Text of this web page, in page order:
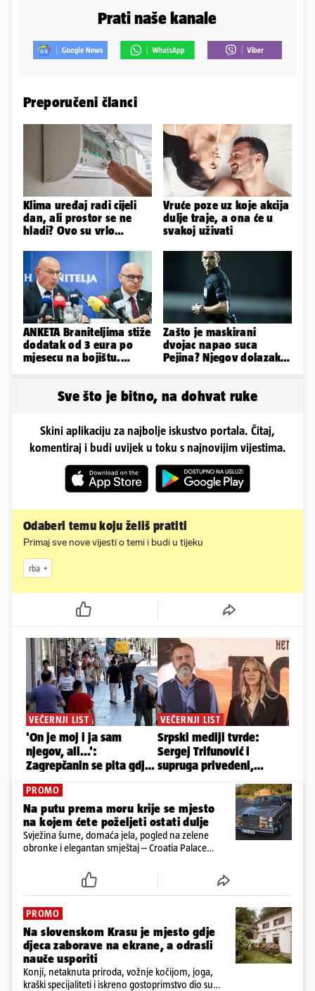
Prati naše kanale
Preporučeni članci
Klima uređaj radi cijeli
dan, ali prostor se ne
hladi? Ovo su vrlo
Vruće poze uz koje akcija
dulje traje, a ona će u
svakoj uživati
ANKETA Braniteljima stiže
dodatak od 3 eura po
mjesecu na bojištu.
Zašto je maskirani
dvojac napao suca
Pejina? Njegov dolazak u
Sve što je bitno, na dohvat ruke
Skini aplikaciju za najbolje iskustvo portala. Čitaj,
komentiraj i budi uvijek u toku s najnovijim vijestima.
Odaberi temu koju želiš pratiti
Primaj sve nove vijesti o temi i budi u tijeku
rba
PROMO
Na putu prema moru krije se mjesto
na kojem ćete poželjeti ostati dulje
Svježina šume, domaća jela, pogled na zelene
obronke i elegantan smještaj – Croatia Palace
PROMO
Na slovenskom Krasu je mjesto gdje
djeca zaborave na ekrane, a odrasli
nauče usporiti
Konji, netaknuta priroda, vožnje kočijom, joga,
kraški specijaliteti i iskreno gostoprimstvo dio su